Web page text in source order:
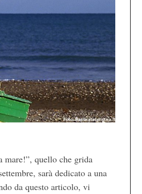
mare!”, quello che grida
sarà dedicato a una
da questo articolo, vi